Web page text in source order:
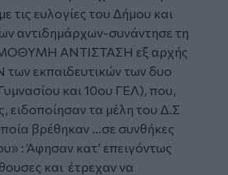
τις ευλογίες του Δήμου και
αντιδημάρχων-συνάντησε τη
ΑΝΤΙΣΤΑΣΗ εξ αρχής
εκπαιδευτικών των δυο
και 10ου ΓΕΛ), που,
ειδοποίησαν τα μέλη του Δ.Σ
βρέθηκαν …σε συνθήκες
: Άφησαν κατ’ επειγόντως
και έτρεχαν να